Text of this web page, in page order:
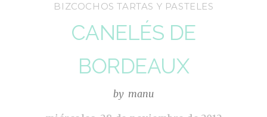
BIZCOCHOS TARTAS Y PASTELES
CANELÉS DE
BORDEAUX
by manu